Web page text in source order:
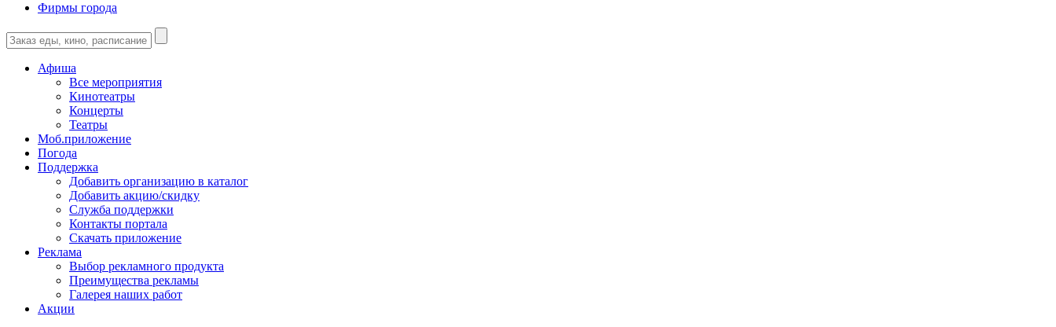
Фирмы города
Афиша
Все мероприятия
Кинотеатры
Концерты
Театры
Моб.приложение
Погода
Поддержка
Добавить организацию в каталог
Добавить акцию/скидку
Служба поддержки
Контакты портала
Скачать приложение
Реклама
Выбор рекламного продукта
Преимущества рекламы
Галерея наших работ
Акции